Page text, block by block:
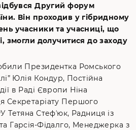
Другий форум
Він проходив у гібридному
учасники та учасниці, що
змогли долучитися до заходу
Президентка Ромського
Юлія Кондур, Постійна
в Раді Європи Ніна
Секретаріату Першого
Тетяна Стефʼюк, Радниця із
Гарсія-Фідалго, Менеджерка з